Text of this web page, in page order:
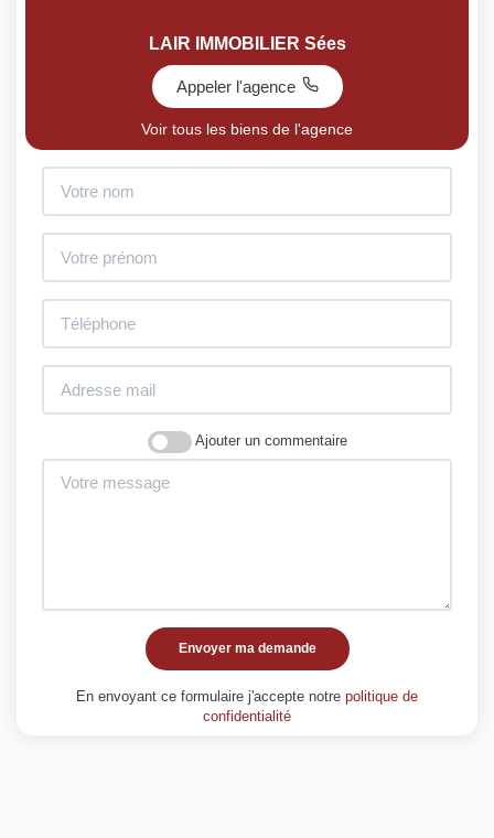
LAIR IMMOBILIER Sées
Appeler l'agence
Voir tous les biens de l'agence
Ajouter un commentaire
Envoyer ma demande
En envoyant ce formulaire j'accepte notre politique de
confidentialité